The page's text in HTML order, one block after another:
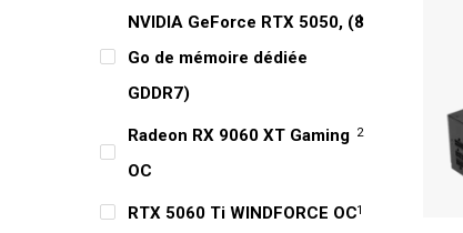
NVIDIA GeForce RTX 5050, (8
Go de mémoire dédiée
GDDR7)
1
Radeon RX 9060 XT Gaming
OC
2
RTX 5060 Ti WINDFORCE OC1